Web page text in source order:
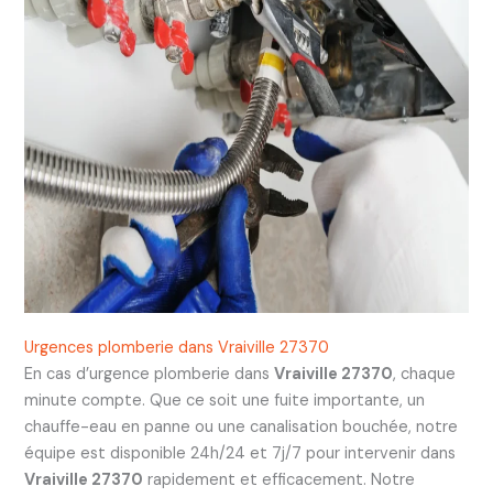
Urgences plomberie dans Vraiville 27370
En cas d’urgence plomberie dans Vraiville 27370, chaque
minute compte. Que ce soit une fuite importante, un
chauffe-eau en panne ou une canalisation bouchée, notre
équipe est disponible 24h/24 et 7j/7 pour intervenir dans
Vraiville 27370 rapidement et efficacement. Notre